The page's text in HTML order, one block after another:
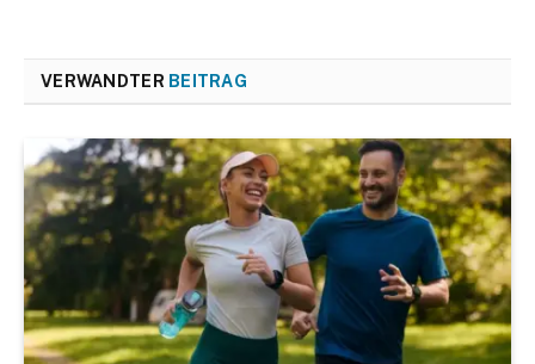
VERWANDTER BEITRAG